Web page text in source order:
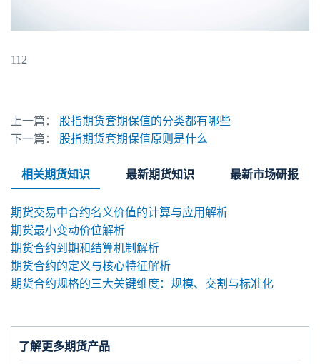
了解更多期货产品
112
上一篇：
股指期货套期保值的分类都有哪些
下一篇：
股指期货套期保值原则是什么
相关期货知识 最新期货知识 最新市场研报
期货交易中合约名义价值的计算与应用解析
期货最小变动价位解析
期货合约到期和结算机制解析
期货合约的定义与核心特征解析
期货合约规格的三大关键维度：规模、交割与标准化